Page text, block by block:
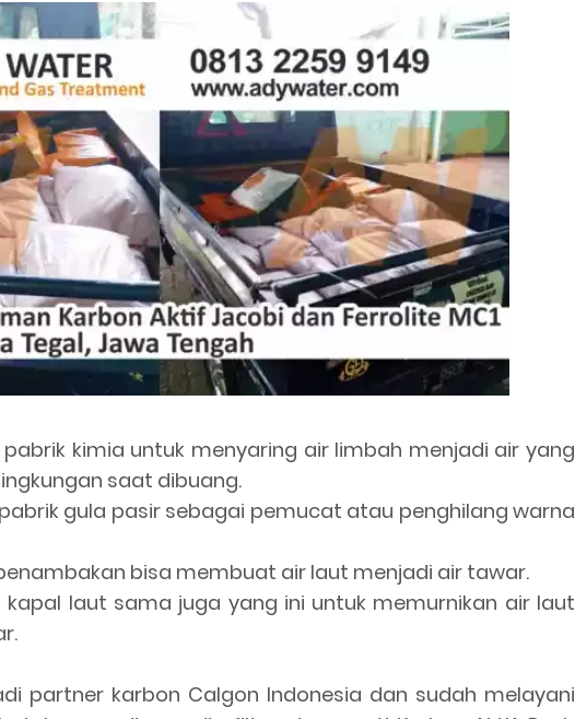
kimia untuk menyaring air limbah menjadi air yang
saat dibuang.
gula pasir sebagai pemucat atau penghilang warna
bisa membuat air laut menjadi air tawar.
kapal laut sama juga yang ini untuk memurnikan air laut
partner karbon Calgon Indonesia dan sudah melayani